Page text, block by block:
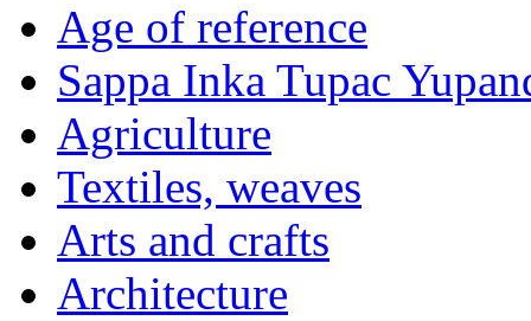
Age of reference
Sappa Inka Tupac
Agriculture
Textiles, weaves
Arts and crafts
Architecture